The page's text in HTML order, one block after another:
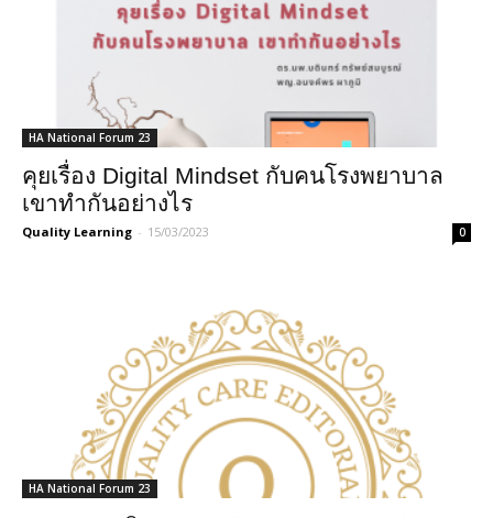
HA National Forum 23
คุยเรื่อง Digital Mindset กับคนโรงพยาบาล
เขาทำกันอย่างไร
Quality Learning - 15/03/2023 0
HA National Forum 23